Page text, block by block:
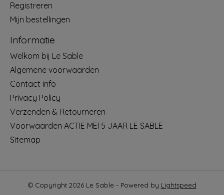
Registreren
Mijn bestellingen
Informatie
Welkom bij Le Sable
Algemene voorwaarden
Contact info
Privacy Policy
Verzenden & Retourneren
Voorwaarden ACTIE MEI 5 JAAR LE SABLE
Sitemap
© Copyright 2026 Le Sable - Powered by Lightspeed